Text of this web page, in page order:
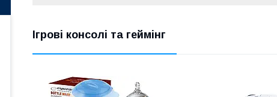
Ігрові консолі та геймінг